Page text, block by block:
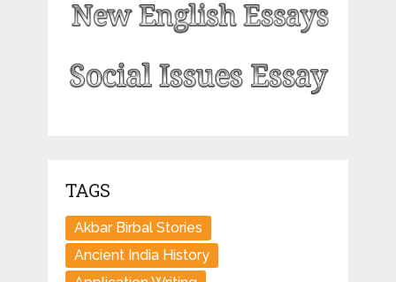
TAGS
Akbar Birbal Stories
Ancient India History